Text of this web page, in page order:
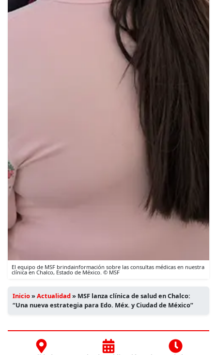
El equipo de MSF brindainformación sobre las consultas médicas en nuestra
clínica en Chalco, Estado de México. © MSF
Inicio»Actualidad» MSF lanza clínica de salud en Chalco:
“Una nueva estrategia para Edo. Méx. y Ciudad de México”